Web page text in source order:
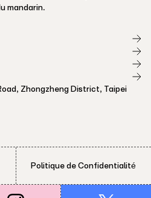
mandarin.
Zhongzheng District, Taipei
Politique de Confidentialité